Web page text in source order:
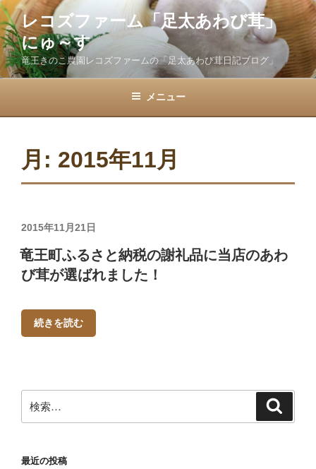
コ
ン
テ
ン
ツ
レコズファーム「足太あわび茸」
にゅ～す
竜王きのこ農園レコズファームの「足太あわび茸日記ブログ」
メニュー
月: 2015年11月
投
日:
2015年11月21日
竜王町ふるさと納税の謝礼品に当店のあわ
び茸が選ばれました！
続きを読む
索:
最近の投稿